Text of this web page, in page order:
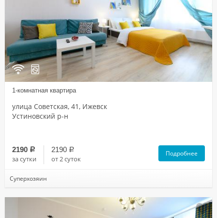
1-комнатная квартира
улица Советская, 41, Ижевск
Устиновский р-н
2190 a
за сутки
2190 a
от 2 суток
Подробнее
Суперхозяин